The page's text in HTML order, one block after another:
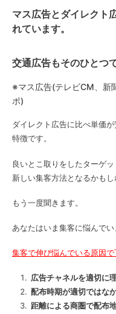
マス広告とダイレクト
れています。
交通広告もそのひとつで
※マス広告(テレビCM、
ポ)
ダイレクト広告に比べ単価
特徴です。
良いとこ取りをしたターゲ
新しい集客方法となるかもし
もう一度聞きます。
あなたはいま集客に悩んでい
集客で伸び悩んでいる原因
広告チャネルを適切に
配布時期が適切ではな
距離による商圏で配布